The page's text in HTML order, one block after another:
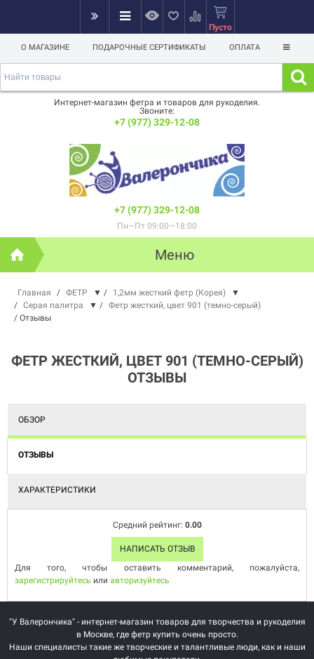
Пусто
О МАГАЗИНЕ ПОДАРОЧНЫЕ СЕРТИФИКАТЫ ОПЛАТА
Интернет-магазин фетра и товаров для рукоделия.
Звоните:
+7 (977) 329-12-08
+7 (977) 329-12-08
Пн—Пт 09:00—18:00
Меню
Главная / ФЕТР ▼ / 1,2мм жесткий фетр (Корея)
▼
/ Серая палитра ▼ / Фетр жесткий, цвет 901 (темно-серый)
/ Отзывы
ФЕТР ЖЕСТКИЙ, ЦВЕТ 901 (ТЕМНО-СЕРЫЙ)
ОТЗЫВЫ
ОБЗОР
ОТЗЫВЫ
ХАРАКТЕРИСТИКИ
Средний рейтинг: 0.00
НАПИСАТЬ ОТЗЫВ
Для того, чтобы оставить комментарий, пожалуйста,
зарегистрируйтесь или авторизуйтесь
"У Валерончика" - интернет-магазин товаров для творчества и рукоделия
в Москве, где фетр купить очень просто.
Наши специалисты такие же творческие и талантливые люди, как и наши